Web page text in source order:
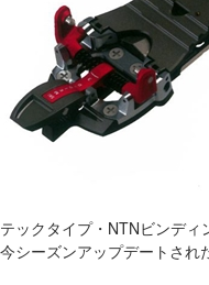
テックタイプ・NTNビンディ
今シーズンアップデートされ